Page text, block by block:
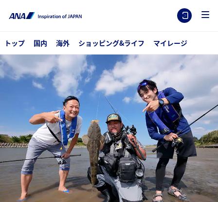
トップ 国内 海外 ショッピング&ライフ マイレージ